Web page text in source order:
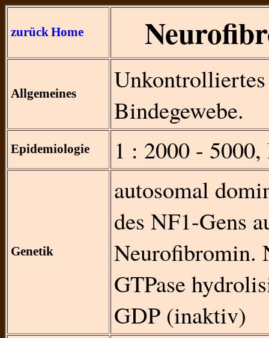
zurückHome
Allgemeines
Bindegewebe.
Epidemiologie 1 : 2000 -
Genetik
autosomal
des NF1-Gens
Neurofibromin.
GTPase
GDP (inaktiv)